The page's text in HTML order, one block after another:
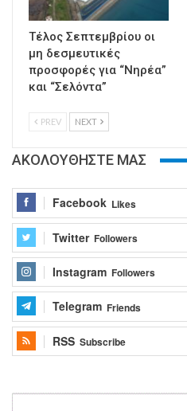
Τέλος Σεπτεμβρίου οι
μη δεσμευτικές
προσφορές για “Νηρέα”
και “Σελόντα”
PREV NEXT
ΑΚΟΛΟΥΘΗΣΤΕ ΜΑΣ
Facebook Likes
Twitter Followers
Instagram Followers
Telegram Friends
RSS Subscribe